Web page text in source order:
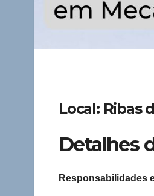
Local: Ribas
Detalhes
Responsabilidades